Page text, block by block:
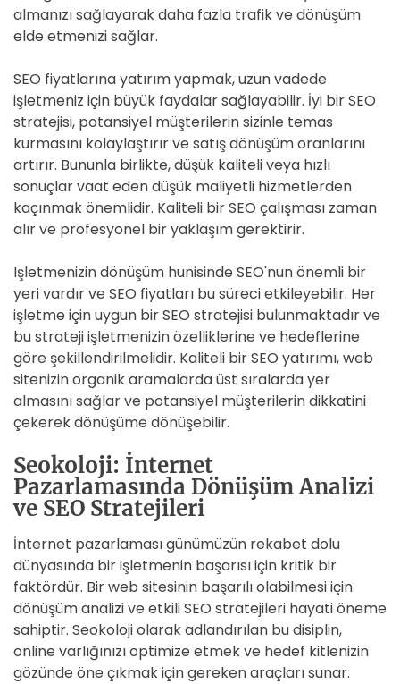
almanızı sağlayarak daha fazla trafik ve dönüşüm
elde etmenizi sağlar.
SEO fiyatlarına yatırım yapmak, uzun vadede
işletmeniz için büyük faydalar sağlayabilir. İyi bir SEO
stratejisi, potansiyel müşterilerin sizinle temas
kurmasını kolaylaştırır ve satış dönüşüm oranlarını
artırır. Bununla birlikte, düşük kaliteli veya hızlı
sonuçlar vaat eden düşük maliyetli hizmetlerden
kaçınmak önemlidir. Kaliteli bir SEO çalışması zaman
alır ve profesyonel bir yaklaşım gerektirir.
Işletmenizin dönüşüm hunisinde SEO'nun önemli bir
yeri vardır ve SEO fiyatları bu süreci etkileyebilir. Her
işletme için uygun bir SEO stratejisi bulunmaktadır ve
bu strateji işletmenizin özelliklerine ve hedeflerine
göre şekillendirilmelidir. Kaliteli bir SEO yatırımı, web
sitenizin organik aramalarda üst sıralarda yer
almasını sağlar ve potansiyel müşterilerin dikkatini
çekerek dönüşüme dönüşebilir.
Seokoloji: İnternet
Pazarlamasında Dönüşüm Analizi
ve SEO Stratejileri
İnternet pazarlaması günümüzün rekabet dolu
dünyasında bir işletmenin başarısı için kritik bir
faktördür. Bir web sitesinin başarılı olabilmesi için
dönüşüm analizi ve etkili SEO stratejileri hayati öneme
sahiptir. Seokoloji olarak adlandırılan bu disiplin,
online varlığınızı optimize etmek ve hedef kitlenizin
gözünde öne çıkmak için gereken araçları sunar.